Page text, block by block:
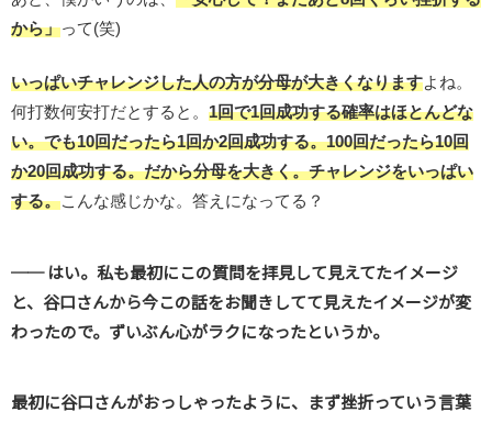
から」って(笑)
いっぱいチャレンジした人の方が分母が大きくなりますよね。
何打数何安打だとすると。 1回で1回成功する確率はほとんどな
い。でも10回だったら1回か2回成功する。100回だったら10回
か20回成功する。だから分母を大きく。チャレンジをいっぱい
する。こんな感じかな。答えになってる？
── はい。私も最初にこの質問を拝見して見えてたイメージ
と、谷口さんから今この話をお聞きしてて見えたイメージが変
わったので。ずいぶん心がラクになったというか。
最初に谷口さんがおっしゃったように、まず挫折っていう言葉